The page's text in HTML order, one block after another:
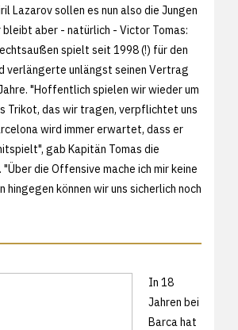
Lazarov sollen es nun also die Jungen
bleibt aber - natürlich - Victor Tomas:
spielt seit 1998 (!) für den
verlängerte unlängst seinen Vertrag
"Hoffentlich spielen wir wieder um
Trikot, das wir tragen, verpflichtet uns
wird immer erwartet, dass er
gab Kapitän Tomas die
die Offensive mache ich mir keine
hingegen können wir uns sicherlich noch
In 18
Jahren bei
Barca hat